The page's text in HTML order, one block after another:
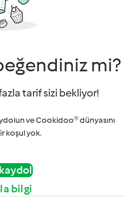
mi?
tarif sizi bekliyor!
ve Cookidoo® dünyasını
koşul yok.
bilgi